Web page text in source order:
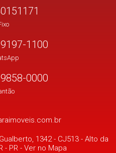
1100
0000
1342 - CJ513- Alto da
- PR - Ver no Mapa